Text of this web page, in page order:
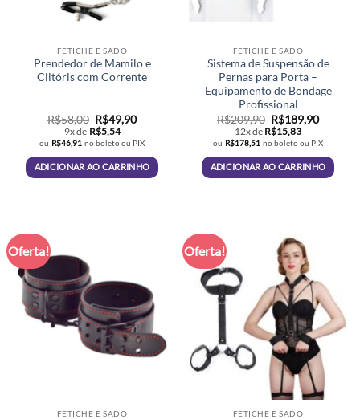
FETICHE E SADO
Prendedor de Mamilo e
Clitóris com Corrente
R$58,00 O
preço
original
era:
R$58,00.
R$49,90O
atual
é:
R$49,90.
9x de R$5,54
ou R$46,91 no boleto ou PIX
ADICIONAR AO CARRINHO
FETICHE E SADO
Sistema de Suspensão de
Pernas para Porta –
Equipamento de Bondage
Profissional
R$209,90 O
preço
original
era:
R$209,90.
R$189,90O
atual
é:
12x de R$15,83
ou R$178,51 no boleto ou PIX
ADICIONAR AO CARRINHO
Oferta!
FETICHE E SADO
Oferta!
FETICHE E SADO